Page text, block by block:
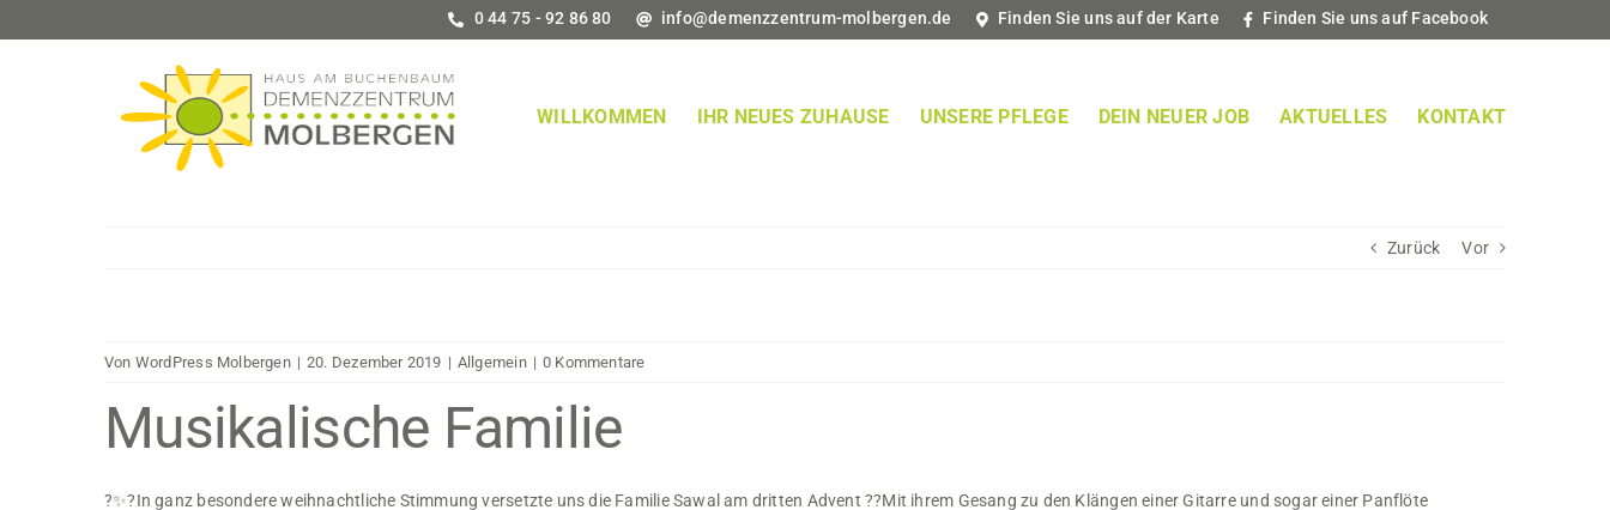
Inhalt
0 44 75 - 92 86 80 info@demenzzentrum-molbergen.de Finden Sie uns auf der Karte Finden Sie uns auf Facebook
WILLKOMMEN IHR NEUES ZUHAUSE UNSERE PFLEGE DEIN NEUER JOB AKTUELLES KONTAKT
Zurück Vor
Von WordPress Molbergen | 20. Dezember 2019 | Allgemein | 0 Kommentare
Musikalische Familie
?✨?In ganz besondere weihnachtliche Stimmung versetzte uns die Familie Sawal am dritten Advent ??Mit ihrem Gesang zu den Klängen einer Gitarre und sogar einer Panflöte